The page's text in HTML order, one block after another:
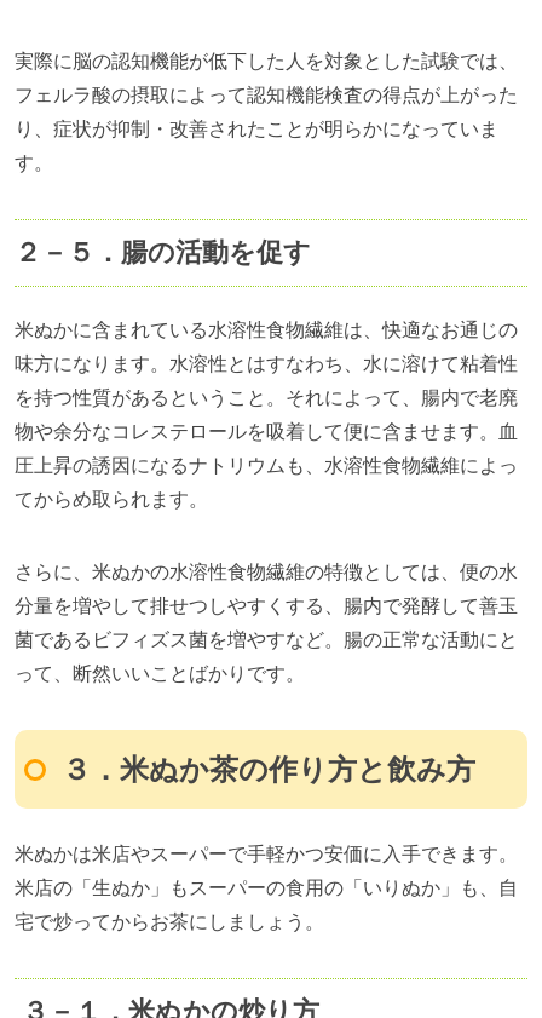
実際に脳の認知機能が低下した人を対象とした試験では、
フェルラ酸の摂取によって認知機能検査の得点が上がった
り、症状が抑制・改善されたことが明らかになっていま
す。
２－５．腸の活動を促す
米ぬかに含まれている水溶性食物繊維は、快適なお通じの
味方になります。水溶性とはすなわち、水に溶けて粘着性
を持つ性質があるということ。それによって、腸内で老廃
物や余分なコレステロールを吸着して便に含ませます。血
圧上昇の誘因になるナトリウムも、水溶性食物繊維によっ
てからめ取られます。
さらに、米ぬかの水溶性食物繊維の特徴としては、便の水
分量を増やして排せつしやすくする、腸内で発酵して善玉
菌であるビフィズス菌を増やすなど。腸の正常な活動にと
って、断然いいことばかりです。
３．米ぬか茶の作り方と飲み方
米ぬかは米店やスーパーで手軽かつ安価に入手できます。
米店の「生ぬか」もスーパーの食用の「いりぬか」も、自
宅で炒ってからお茶にしましょう。
３－１．米ぬかの炒り方